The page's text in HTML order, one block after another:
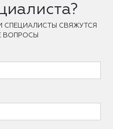
СПЕЦИАЛИСТЫ СВЯЖУТСЯ
ВОПРОСЫ